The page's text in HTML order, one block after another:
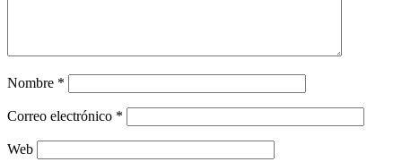
Nombre *
Correo electrónico *
Web